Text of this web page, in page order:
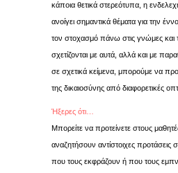
κάποια θετικά στερεότυπα, η
ανοίγει σημαντικά θέματα για την
τον στοχασμό πάνω στις γνώμες και
σχετίζονται με αυτά, αλλά και με
σε σχετικά κείμενα, μπορούμε να
της δικαιοσύνης από διαφορετικές
Ήξερες ότι…
Μπορείτε να προτείνετε στους
αναζητήσουν αντίστοιχες προτάσεις
που τους εκφράζουν ή που τους